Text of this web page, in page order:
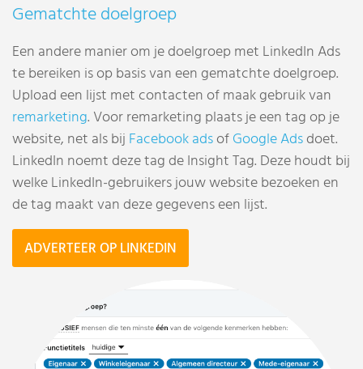
Gematchte doelgroep
Een andere manier om je doelgroep met LinkedIn Ads
te bereiken is op basis van een gematchte doelgroep.
Upload een lijst met contacten of maak gebruik van
remarketing. Voor remarketing plaats je een tag op je
website, net als bij Facebook adsofGoogle Adsdoet.
LinkedIn noemt deze tag de Insight Tag. Deze houdt bij
welke LinkedIn-gebruikers jouw website bezoeken en
de tag maakt van deze gegevens een lijst.
ADVERTEER OP LINKEDIN